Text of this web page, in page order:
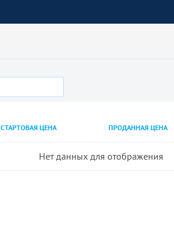
СТАРТОВАЯ ЦЕНА ПРОДАННАЯ ЦЕНА
Нет данных для отображения